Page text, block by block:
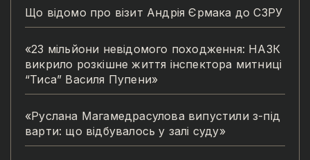
Що відомо про візит Андрія Єрмака до СЗРУ
«23 мільйони невідомого походження: НАЗК
викрило розкішне життя інспектора митниці
“Тиса” Василя Пупени»
«Руслана Магамедрасулова випустили з-під
варти: що відбувалось у залі суду»